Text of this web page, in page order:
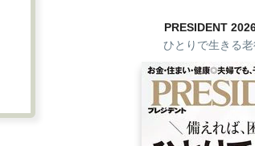
PRESIDENT
ひとりで生きる老